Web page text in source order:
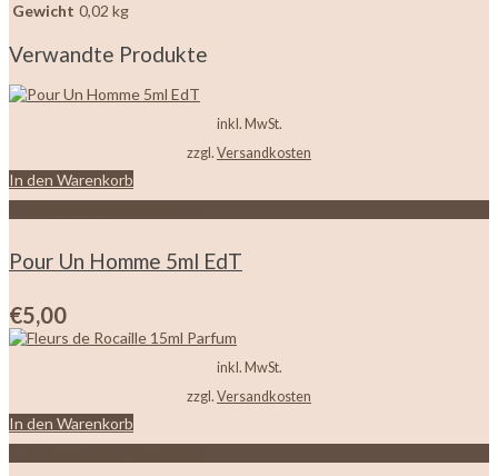
Gewicht 0,02 kg
Verwandte Produkte
inkl. MwSt.
zzgl. Versandkosten
In den Warenkorb
Pour Un Homme 5ml EdT
€5,00
inkl. MwSt.
zzgl. Versandkosten
In den Warenkorb